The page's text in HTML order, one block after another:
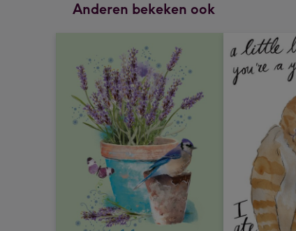
Anderen bekeken ook